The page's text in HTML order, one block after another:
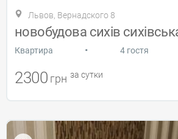
Львов, Вернадского 8
Квартира • 4 гостя
2300 грн за сутки